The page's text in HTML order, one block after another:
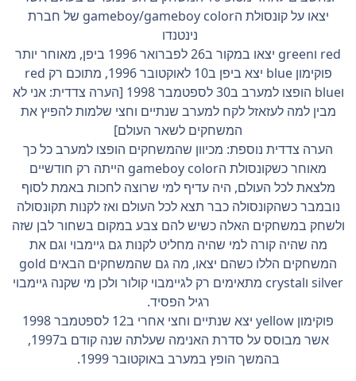
יצאו על קונסולת הgameboy/gameboy color של חברת
נינטנדו
red וgreen יצאו במקור ב26 לפברואר 1996 ביפן, מאוחר יותר
פוקימון blue יצא ביפן ב10 לאוקטובר 1996, מתוכם רק red
וblue הופצו למערב ב30 לספטמבר 1998 [הערה צדדית: אני לא
מבין למה לעזאזל לקח למערב שנתיים וחצי שלמות להפיץ את
המשחקים לשאר העולם]
הערה צדדית נוספת: מכיוון שהמשחקים הופצו למערב כל כך
מאוחר כשקונסולת הgameboy color הייתה רק חודשיים
מלצאת לכל העולם, היה עדיף למי שרוצה לחכות באמת לסוף
נובמבר כשהקונסולה כבר תצא לכל העולם ואז לקנות תקונסולה
ולשחק במשחקים האלה כשיש להם צבע במקום בשחור לבן שזה
מה שהיה קורה למי שהיה מחליט לקנות גם גיימבוי וגם את
המשחקים הללו כשהם יצאו, מה גם שהמשחקים הבאים gold
silver וcrystal מתאימים רק לגיימבוי קולור ולכן מי שקנה גיימבוי
רגיל הפסיד.
פוקימון yellow יצא שנתיים וחצי אחרי ב12 לספטמבר 1998
אשר מבוסס על סדרת האנימה שעלתה שנה קודם ב1997,
בהמשך הופץ במערב באוקטובר 1999.